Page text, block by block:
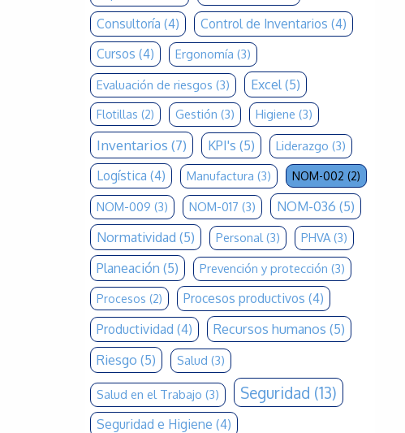
Consultoría (4) Control de Inventarios (4)
Cursos (4) Ergonomía (3)
Evaluación de riesgos (3) Excel (5)
Flotillas (2) Gestión (3) Higiene (3)
Inventarios (7) KPI's (5) Liderazgo (3)
Logística (4) Manufactura (3) NOM-002 (2)
NOM-009 (3) NOM-017 (3) NOM-036 (5)
Normatividad (5) Personal(3) PHVA(3)
Planeación (5) Prevención y protección (3)
Procesos (2) Procesos productivos (4)
Productividad (4) Recursos humanos (5)
Riesgo (5) Salud (3)
Salud en el Trabajo (3) Seguridad (13)
Seguridad e Higiene (4)